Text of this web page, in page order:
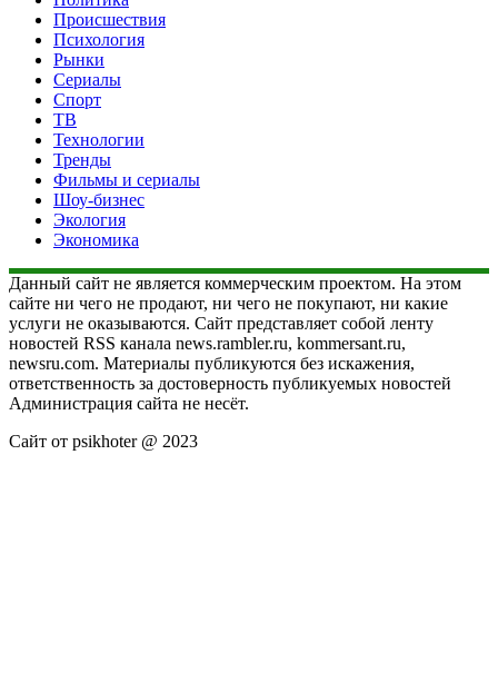
Происшествия
Психология
Рынки
Сериалы
Спорт
ТВ
Технологии
Тренды
Фильмы и сериалы
Шоу-бизнес
Экология
Экономика
Данный сайт не является коммерческим проектом. На этом
сайте ни чего не продают, ни чего не покупают, ни какие
услуги не оказываются. Сайт представляет собой ленту
новостей RSS канала news.rambler.ru, kommersant.ru,
newsru.com. Материалы публикуются без искажения,
ответственность за достоверность публикуемых новостей
Администрация сайта не несёт.
Сайт от psikhoter @ 2023